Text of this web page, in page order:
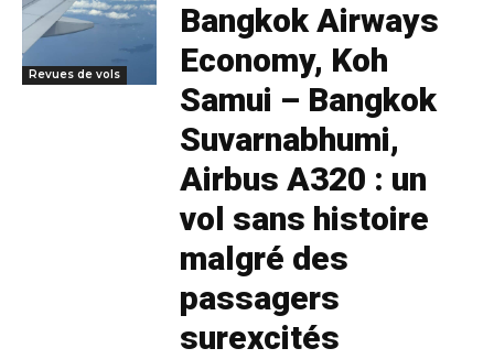
Revues de vols
Bangkok Airways
Economy, Koh
Samui – Bangkok
Suvarnabhumi,
Airbus A320 : un
vol sans histoire
malgré des
passagers
surexcités